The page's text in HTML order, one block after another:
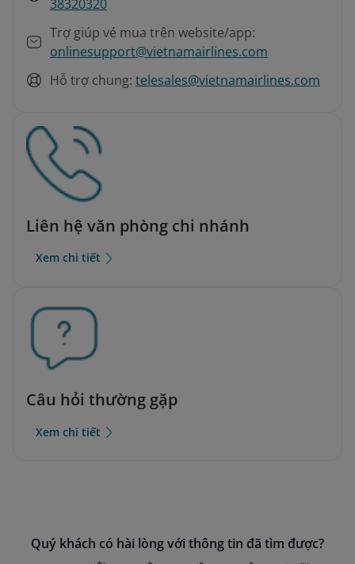
38320320
Trợ giúp vé mua trên website/app:
onlinesupport@vietnamairlines.com
Hỗ trợ chung: telesales@vietnamairlines.com
Liên hệ văn phòng chi nhánh
Xem chi tiết
Câu hỏi thường gặp
Xem chi tiết
Quý khách có hài lòng với thông tin đã tìm được?